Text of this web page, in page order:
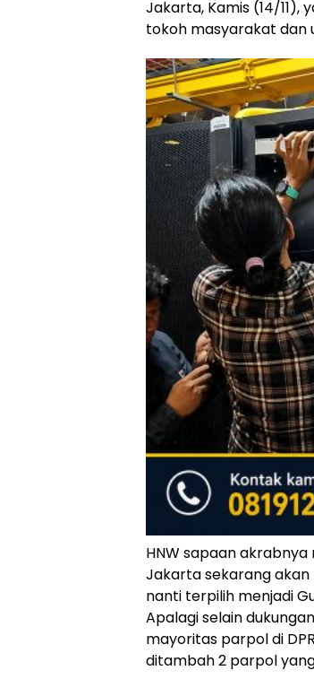
Jakarta, Kamis (14/11),
tokoh masyarakat dan
HNW sapaan akrabnya
Jakarta sekarang akan
nanti terpilih menjadi
Apalagi selain
mayoritas parpol di
ditambah 2 parpol